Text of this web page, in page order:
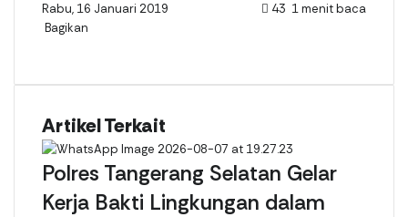
Rabu, 16 Januari 2019 43 1 menit baca
Bagikan
c
b
o
o
k
n
e
d
I
n
a
s
A
p
l
g
r
m
n
m
n
i
b
a
Artikel Terkait
Polres Tangerang Selatan Gelar
Kerja Bakti Lingkungan dalam